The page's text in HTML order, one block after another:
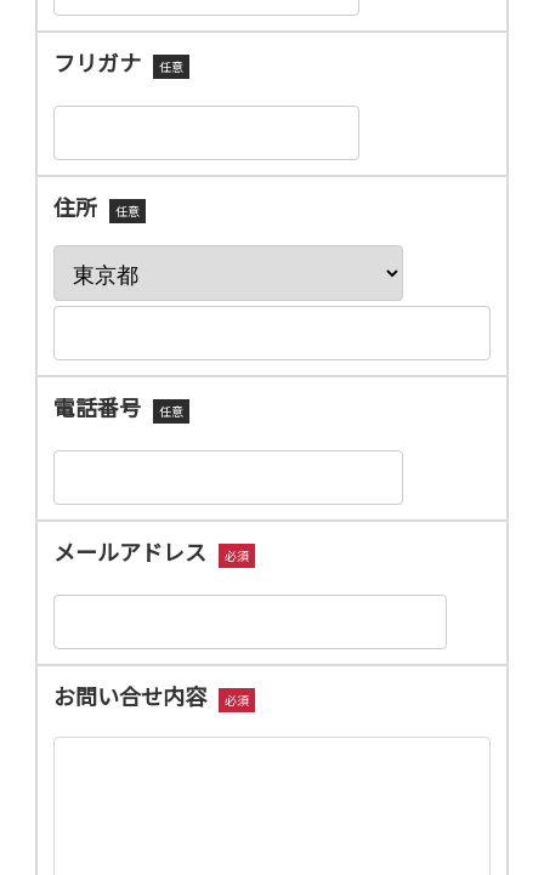
フリガナ 任意
住所 任意
電話番号 任意
メールアドレス 必須
お問い合せ内容 必須